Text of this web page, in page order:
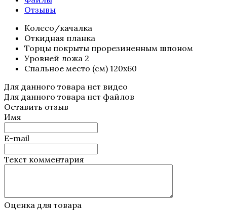
Отзывы
Колесо/качалка
Откидная планка
Торцы покрыты прорезиненным шпоном
Уровней ложа 2
Спальное место (см) 120х60
Для данного товара нет видео
Для данного товара нет файлов
Оставить отзыв
Имя
E-mail
Текст комментария
Оценка для товара